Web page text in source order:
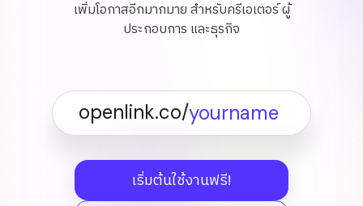
เพิ่มโอกาสอีกมากมาย สำหรับครีเอเตอร์ ผู้
ประกอบการ และธุรกิจ
openlink.co/
เริ่มต้นใช้งานฟรี!